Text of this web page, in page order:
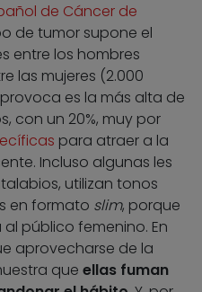
de Cáncer de
de tumor supone el
entre los hombres
las mujeres (2.000
es la más alta de
con un 20%, muy por
para atraer a la
Incluso algunas les
utilizan tonos
en formato slim, porque
público femenino. En
aprovecharse de la
que ellas fuman